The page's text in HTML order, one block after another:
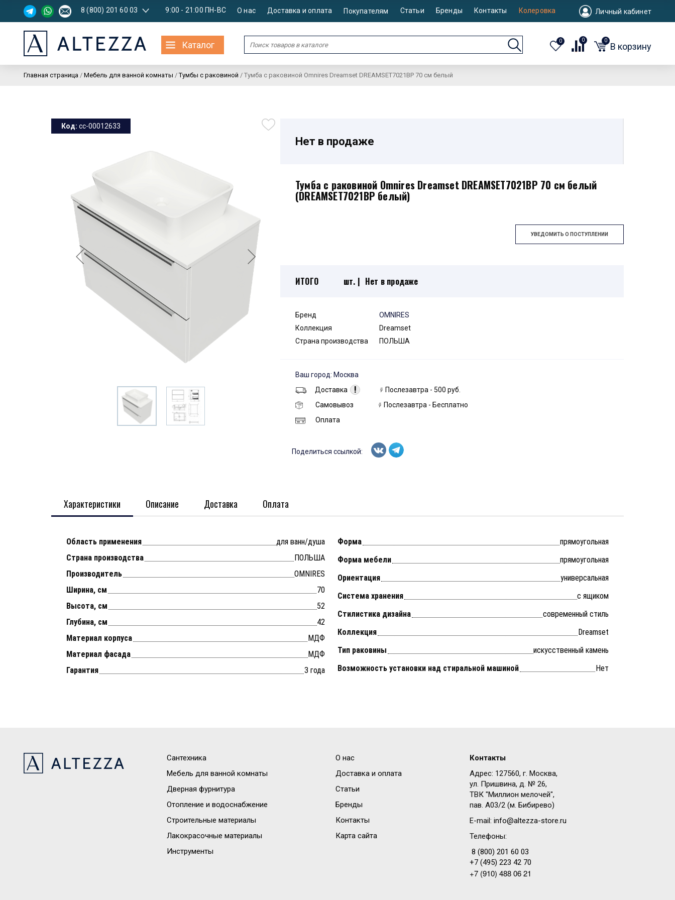
8 (800) 201 60 03 9:00 - 21:00 ПН-ВС О нас Доставка и оплата Покупателям Статьи Бренды Контакты Колеровка Личный кабинет
Каталог 0 0 0
В корзину
Главная страница / Мебель для ванной комнаты / Тумбы с раковиной / Тумба с раковиной Omnires Dreamset DREAMSET7021BP 70 см белый
Код: cc-00012633
Нет в продаже
Тумба с раковиной Omnires Dreamset DREAMSET7021BP 70 см белый
(DREAMSET7021BP белый)
УВЕДОМИТЬ О ПОСТУПЛЕНИИ
ИТОГО шт. | Нет в продаже
Бренд
OMNIRES
Коллекция
Dreamset
Страна производства
ПОЛЬША
Ваш город: Москва
Доставка
!
Послезавтра - 500 руб.
Самовывоз
Послезавтра - Бесплатно
Оплата
Поделиться ссылкой:
Характеристики Описание Доставка Оплата
Область применения
для ванн/душа
Страна производства
ПОЛЬША
Производитель
OMNIRES
Ширина, см
70
Высота, см
52
Глубина, см
42
Материал корпуса
МДФ
Материал фасада
МДФ
Гарантия
3 года
Форма
прямоугольная
Форма мебели
прямоугольная
Ориентация
универсальная
Система хранения
с ящиком
Стилистика дизайна
современный стиль
Коллекция
Dreamset
Тип раковины
искусственный камень
Возможность установки над стиральной машиной
Нет
Сантехника
Мебель для ванной комнаты
Дверная фурнитура
Отопление и водоснабжение
Строительные материалы
Лакокрасочные материалы
Инструменты
О нас
Доставка и оплата
Статьи
Бренды
Контакты
Карта сайта
Контакты
Адрес: 127560, г. Москва,
ул. Пришвина, д. № 26,
ТВК "Миллион мелочей",
пав. A03/2 (м. Бибирево)
E-mail: info@altezza-store.ru
Телефоны:
8 (800) 201 60 03
+7 (495) 223 42 70
+7 (910) 488 06 21